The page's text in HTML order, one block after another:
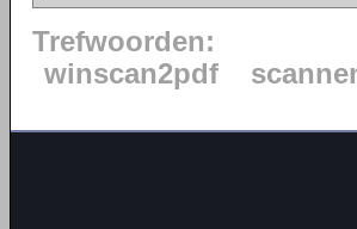
Trefwoorden:
winscan2pdf